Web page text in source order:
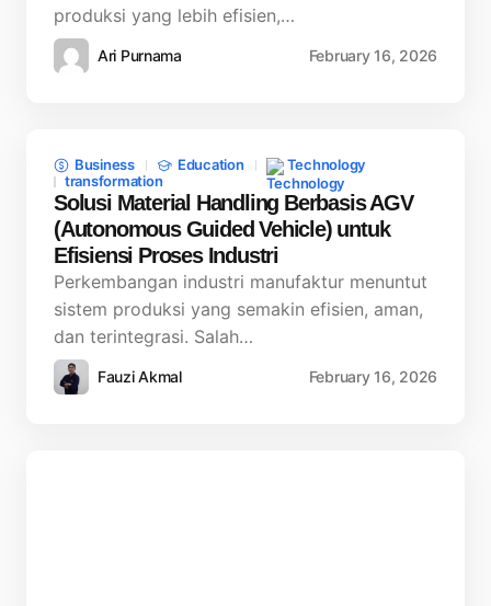
produksi yang lebih efisien,…
Ari Purnama February 16, 2026
Business Education
Technology
transformation
Solusi Material Handling Berbasis AGV
(Autonomous Guided Vehicle) untuk
Efisiensi Proses Industri
Perkembangan industri manufaktur menuntut
sistem produksi yang semakin efisien, aman,
dan terintegrasi. Salah…
Fauzi Akmal February 16, 2026